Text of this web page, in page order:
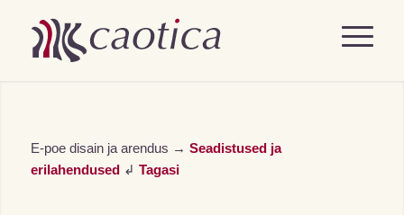
E-poe disain ja arendus → Seadistused ja
erilahendused ↲ Tagasi